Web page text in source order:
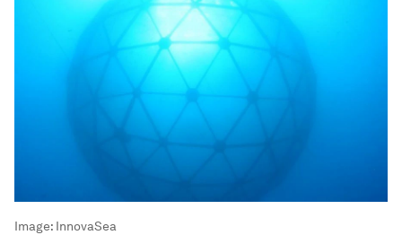
Image: InnovaSea